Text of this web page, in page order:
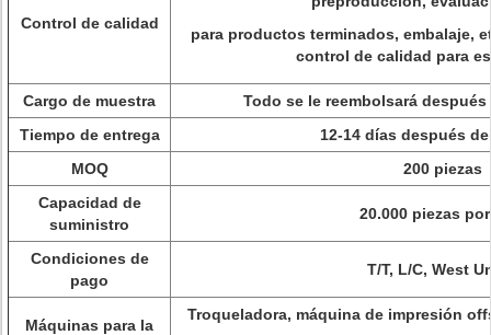
Control de calidad
para productos terminados, embalaje,
control de calidad para
Cargo de muestra
Todo se le reembolsará
Tiempo de entrega
12-14 días después
MOQ
200 piezas
Capacidad de
suministro
20.000 piezas
Condiciones de
pago
T/T, L/C, West
Máquinas para la
Troqueladora, máquina de impresión